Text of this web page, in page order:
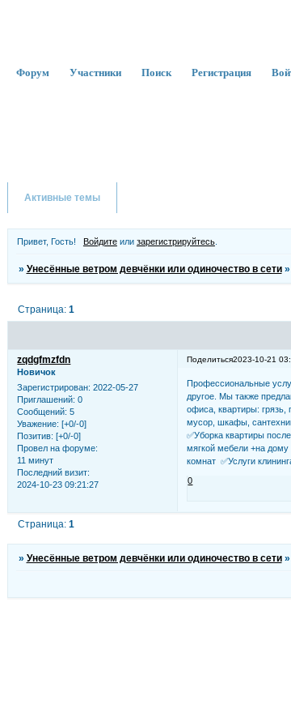
Форум Участники Поиск Регистрация
Активные темы
Привет, Гость! Войдитеили зарегистрируйтесь.
» Унесённые ветром девчёнки или одиночество в сети »
Страница: 1
Поделиться2023-10-21
zqdgfmzfdn
Новичок
Зарегистрирован: 2022-05-27
Приглашений: 0
Сообщений: 5
Уважение: [+0/-0]
Позитив: [+0/-0]
Провел на форуме:
11 минут
Последний визит:
2024-10-23 09:21:27
Профессиональные
другое. Мы также
офиса, квартиры: грязь,
мусор, шкафы,
✅Уборка квартиры
мягкой мебели +на дому
комнат ✅Услуги
0
Страница: 1
» Унесённые ветром девчёнки или одиночество в сети »